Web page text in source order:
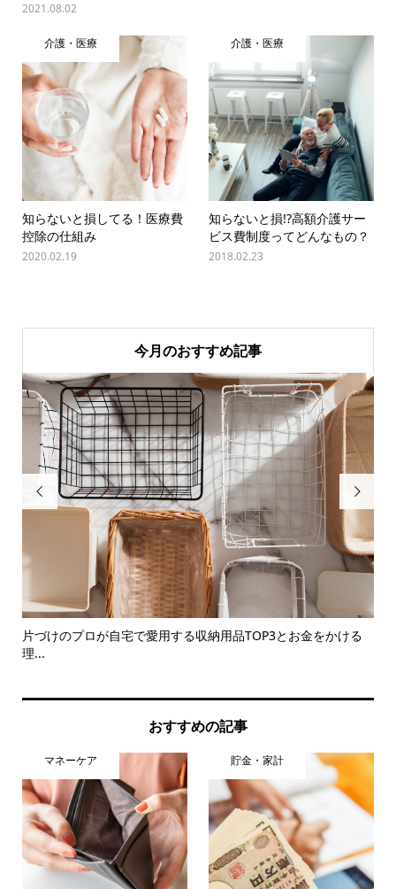
2021.08.02
介護・医療
知らないと損してる！医療費
控除の仕組み
2020.02.19
介護・医療
知らないと損!?高額介護サー
ビス費制度ってどんなもの？
2018.02.23
今月のおすすめ記事

片づけのプロが自宅で愛用する収納用品TOP3とお金をかける
理...

おすすめの記事
マネーケア 貯金・家計